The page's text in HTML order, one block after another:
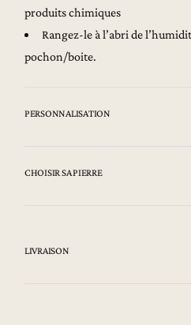
produits chimiques
Rangez-le à l’abri de
pochon/boite.
PERSONNALISATION
CHOISIR SA PIERRE
LIVRAISON